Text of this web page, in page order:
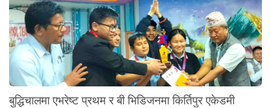
बुद्धिचालमा एभरेष्ट प्रथम र बी भिडिजनमा किर्तिपुर एकेडमी